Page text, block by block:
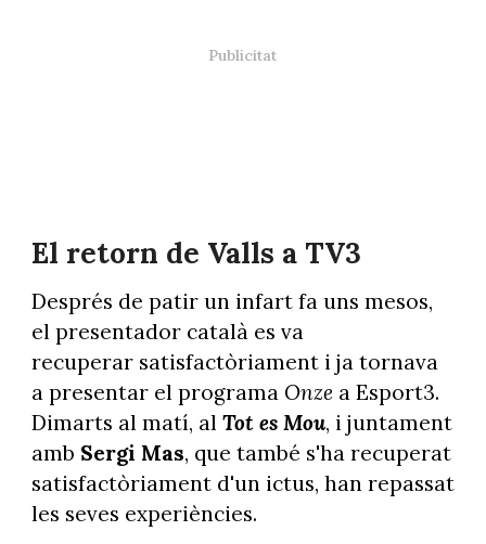
El retorn de Valls a TV3
Després de patir un infart fa uns mesos,
el presentador català es va
recuperar satisfactòriament i ja tornava
a presentar el programa Onzea Esport3.
Dimarts al matí, al Tot es Mou, i juntament
amb Sergi Mas, que també s'ha recuperat
satisfactòriament d'un ictus, han repassat
les seves experiències.